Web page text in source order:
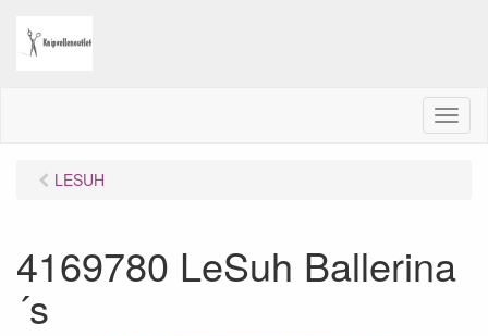
M
e
LESUH
4169780 LeSuh Ballerina
´s